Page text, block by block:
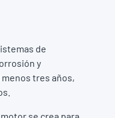
de
y
tres años,